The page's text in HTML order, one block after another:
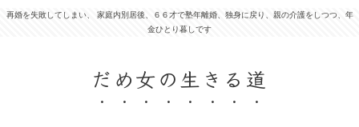
再婚を失敗してしまい、 家庭内別居後、６６才で塾年離婚、独身に戻り、親の介護をしつつ、年
金ひとり暮しです
だめ女の生きる道